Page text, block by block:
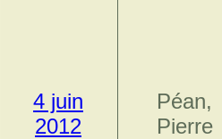
4 juin
2012
Péan,
Pierre